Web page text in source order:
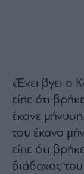
«Έχει βγει ο
είπε ότι
έκανε
του έκανα
είπε ότι
διάδοχος